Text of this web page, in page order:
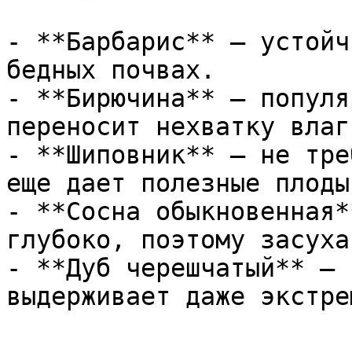
- **Барбарис** –
бедных почвах.
- **Бирючина** –
переносит нехватку
- **Шиповник** – не
еще дает полезные
- **Сосна
глубоко, поэтому
- **Дуб черешчатый** –
выдерживает даже